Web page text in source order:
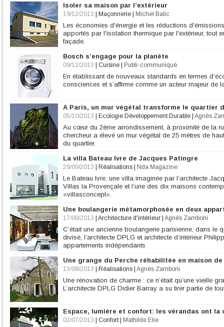
Isoler sa maison par l’extérieur
19/12/2013 Maçonnerie Michel Balic
Les économies d'énergie et les réductions
apportés par l'isolation thermique par l'extérieur, tout
façade.
Bosch s’engage pour la planète
09/12/2013 Cuisine Publi-communiqué
En établissant de nouveaux standards en termes
consciences et s’affirme comme un acteur majeur de
A Paris, un mur végétal transforme le quartier
05/10/2013 Ecologie Développement Durable Agnès
Au cœur du 2ème arrondissement, à proximité de la
chercheur a élevé un mur végétal de 25 mètres de
du quartier.
La villa Bateau Ivre de Jacques Patingre
28/09/2013 Réalisations Nda Magazine
Le Bateau Ivre, une villa imaginée par l’architecte
Villas la Provençale et l’une des dix maisons
«villasconcept».
Une boulangerie métamorphosée en deux
17/08/2013 Architecture d'intérieur Agnès Zamboni
C’était une ancienne boulangerie parisienne, dans le
divisé, l’architecte DPLG et architecte d’intérieur
appartements indépendants
Une grange du Perche réhabilitée en maison de
13/08/2013 Réalisations Agnès Zamboni
Une rénovation de charme : ce n’était qu’une vieille
L’architecte DPLG Didier Barray a su tirer partie de
Espace, lumière et confort: les vérandas ont la
02/07/2013 Confort| Mathilde Elie